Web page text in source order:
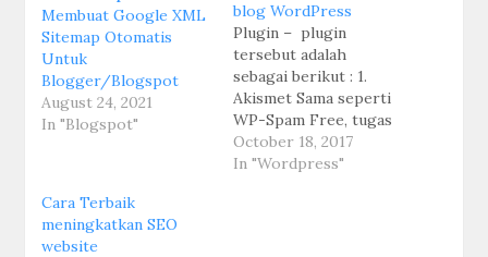
Membuat Google XML
Sitemap Otomatis
Untuk
Blogger/Blogspot
August 24, 2021
In "Blogspot"
blog WordPress
Plugin – plugin
tersebut adalah
sebagai berikut : 1.
Akismet Sama seperti
WP-Spam Free, tugas
dari plugin ini adalah
memblokir spammer
October 18, 2017
In "Wordpress"
Cara Terbaik
meningkatkan SEO
website